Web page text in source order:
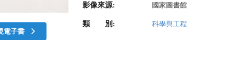
電子書
影像來源: 國家圖書館
類 別: 科學與工程